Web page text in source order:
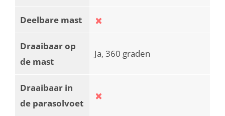
Deelbare mast
Draaibaar op
de mast
Ja, 360 graden
Draaibaar in
de parasolvoet